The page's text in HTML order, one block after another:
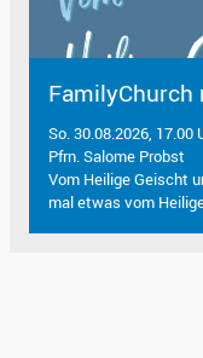
FamilyChurch
So. 30.08.2026, 17.00
Pfrn. Salome Probst
Vom Heilige Geischt
mal etwas vom